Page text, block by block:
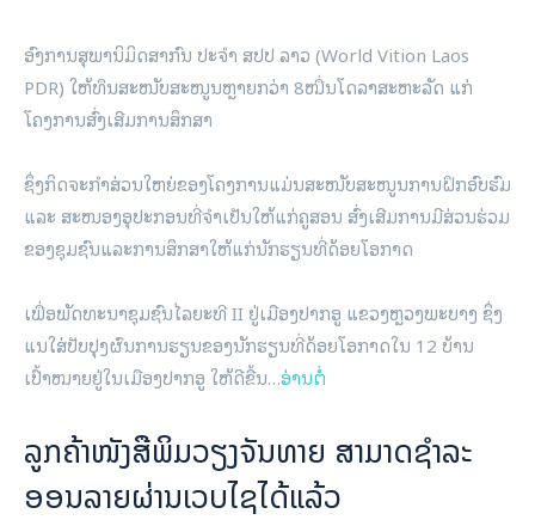
ອົງການສຸພານິມິດສາກົນ ປະຈໍາ ສປປ ລາວ (World Vition Laos
PDR) ໃຫ້ທຶນສະໜັບສະໜູນຫຼາຍກວ່າ 8ໝື່ນໂດລາສະຫະລັດ ແກ່
ໂຄງການສົ່ງເສີມການສຶກສາ
ຊຶ່ງກິດຈະກໍາສ່ວນໃຫຍ່ຂອງໂຄງການແມ່ນສະໜັບສະໜູນການຝຶກອົບຮົມ
ແລະ ສະໜອງອຸປະກອນທີ່ຈໍາເປັນໃຫ້ແກ່ຄູສອນ ສົ່ງເສີມການມີສ່ວນຮ່ວມ
ຂອງຊຸມຊົນແລະການສຶກສາໃຫ້ແກ່ນັກຮຽນທີ່ດ້ອຍໂອກາດ
ເພື່ອພັດທະນາຊຸມຊົນໄລຍະທີ II ຢູ່ເມືອງປາກອູ ແຂວງຫຼວງພະບາງ ຊຶ່ງ
ແນໃສ່ປັບປຸງຜົນການຮຽນຂອງນັກຮຽນທີ່ດ້ອຍໂອກາດໃນ 12 ບ້ານ
ເປົ້າໝາຍຢູ່ໃນເມືອງປາກອູ ໃຫ້ດີຂື້ນ…ອ່ານຕໍ່
ລູກຄ້າໜັງສືພິມວຽງຈັນທາຍ ສາມາດຊໍາລະ
ອອນລາຍຜ່ານເວບໄຊໄດ້ແລ້ວ